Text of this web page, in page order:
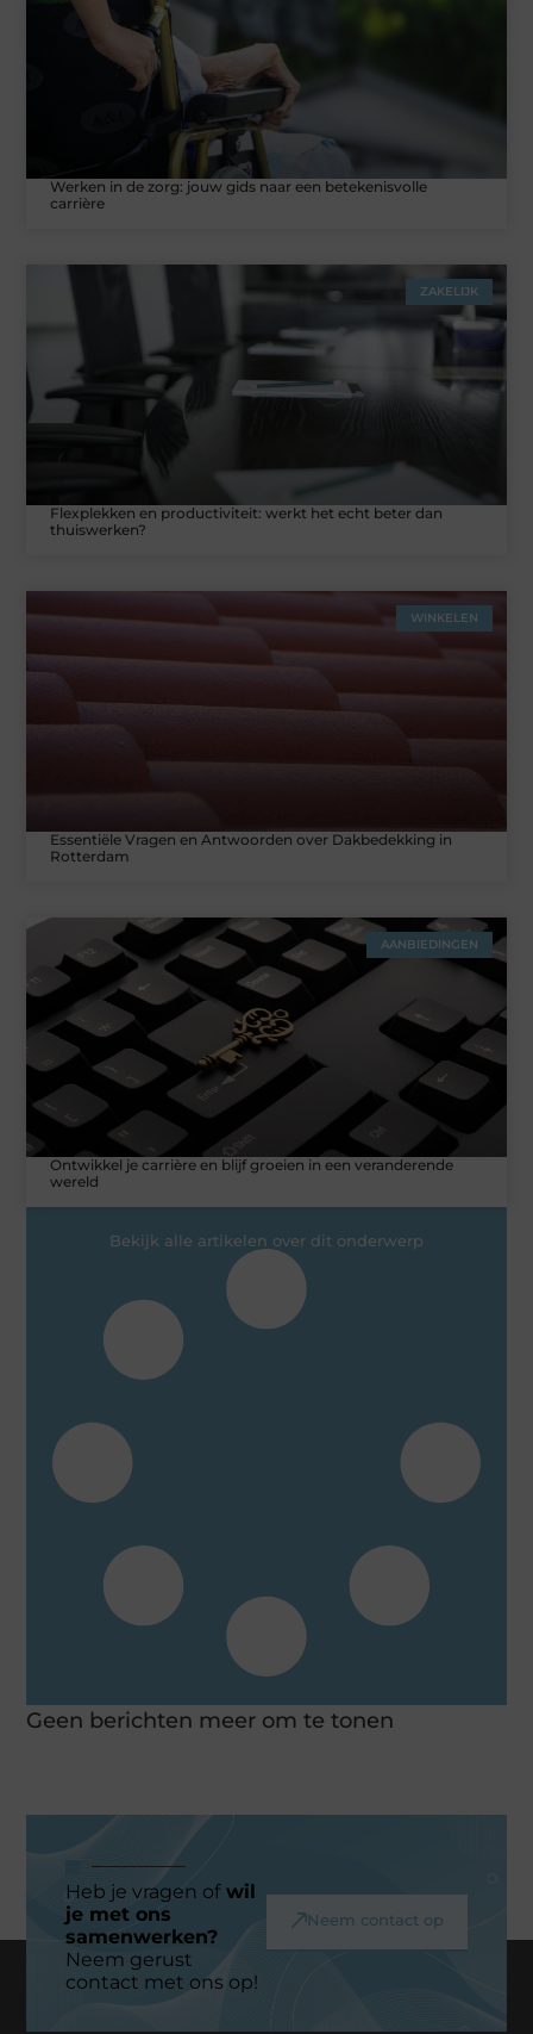
Werken in de zorg: jouw gids naar een betekenisvolle
carrière
ZAKELIJK
Flexplekken en productiviteit: werkt het echt beter dan
thuiswerken?
WINKELEN
Essentiële Vragen en Antwoorden over Dakbedekking in
Rotterdam
AANBIEDINGEN
Ontwikkel je carrière en blijf groeien in een veranderende
wereld
Bekijk alle artikelen over dit onderwerp
Geen berichten meer om te tonen
Heb je vragen ofwil
je met ons
samenwerken?
Neem gerust
contact met ons op!
Neem contact op